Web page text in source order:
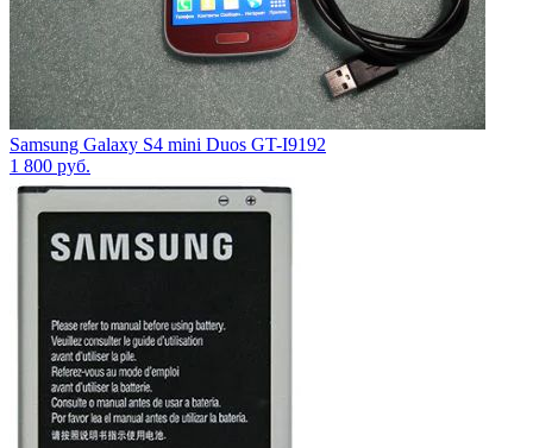
Samsung Galaxy S4 mini Duos GT-I9192
1 800 руб.